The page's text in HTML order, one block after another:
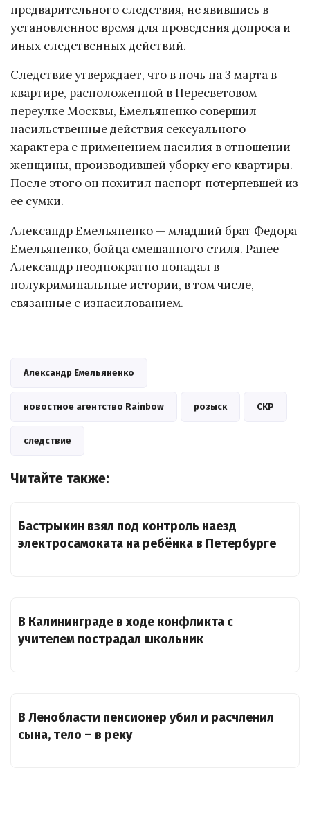
предварительного следствия, не явившись в
установленное время для проведения допроса и
иных следственных действий.
Следствие утверждает, что в ночь на 3 марта в
квартире, расположенной в Пересветовом
переулке Москвы, Емельяненко совершил
насильственные действия сексуального
характера с применением насилия в отношении
женщины, производившей уборку его квартиры.
После этого он похитил паспорт потерпевшей из
ее сумки.
Александр Емельяненко — младший брат Федора
Емельяненко, бойца смешанного стиля. Ранее
Александр неоднократно попадал в
полукриминальные истории, в том числе,
связанные с изнасилованием.
Александр Емельяненко
новостное агентство Rainbow розыск СКР
следствие
Читайте также:
Бастрыкин взял под контроль наезд
электросамоката на ребёнка в Петербурге
В Калининграде в ходе конфликта с
учителем пострадал школьник
В Ленобласти пенсионер убил и расчленил
сына, тело – в реку